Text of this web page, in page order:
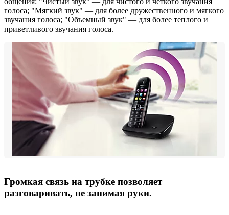
голоса; "Мягкий звук" — для более дружественного и мягкого
звучания голоса; "Объемный звук" — для более теплого и
приветливого звучания голоса.
Громкая связь на трубке позволяет
разговаривать, не занимая руки.